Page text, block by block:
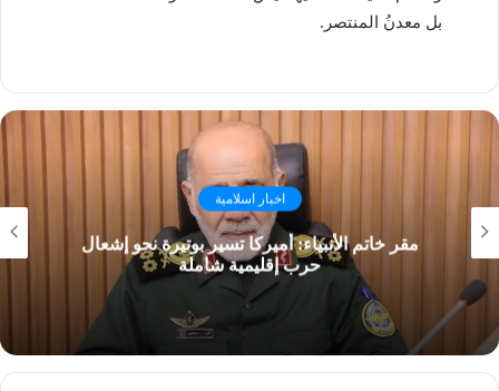
بل معدنُ المنتصر.
اخبار اسلامية
مقر خاتم الأنبياء: أميركا تسير بوتيرة نحو إشعال
حرب إقليمية شاملة